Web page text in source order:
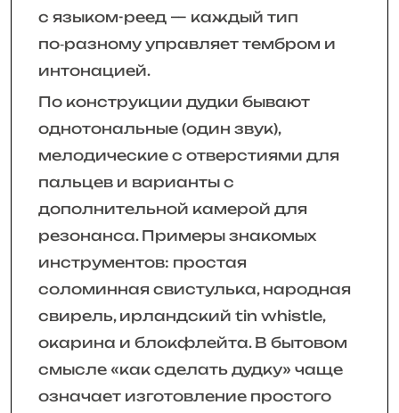
с языком-реед — каждый тип
по‑разному управляет тембром и
интонацией.
По конструкции дудки бывают
однотональные (один звук),
мелодические с отверстиями для
пальцев и варианты с
дополнительной камерой для
резонанса. Примеры знакомых
инструментов: простая
соломинная свистулька, народная
свирель, ирландский tin whistle,
окарина и блокфлейта. В бытовом
смысле «как сделать дудку» чаще
означает изготовление простого